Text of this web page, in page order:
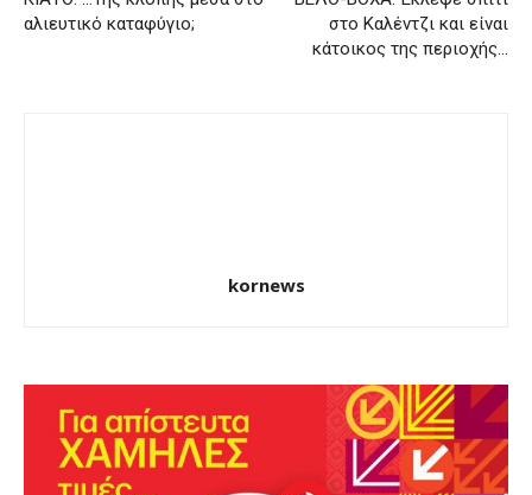
αλιευτικό καταφύγιο;
στο Καλέντζι και είναι
κάτοικος της περιοχής…
kornews